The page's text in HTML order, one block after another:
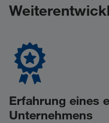
Erfahrung eines
Unternehmens